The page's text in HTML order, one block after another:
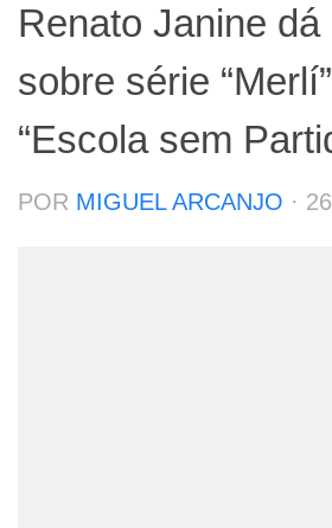
Renato Janine dá
sobre série
“Escola sem
POR MIGUEL ARCANJO ·